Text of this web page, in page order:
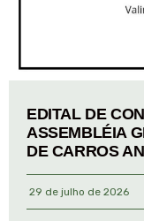
EDITAL DE
ASSEMBLÉIA
DE CARROS
29 de julho de 2026